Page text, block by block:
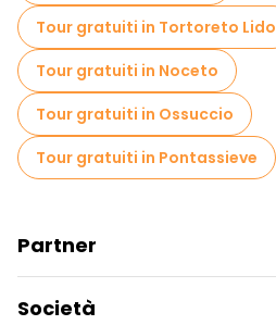
Tour gratuiti in Tortoreto Lido
Tour gratuiti in Noceto
Tour gratuiti in Ossuccio
Tour gratuiti in Pontassieve
Partner
Società